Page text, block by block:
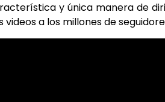
y única manera de
videos a los millones de